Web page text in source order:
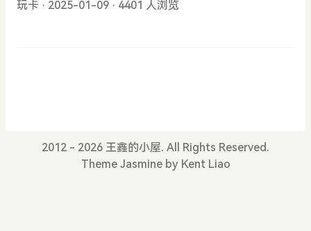
以解锁飞机前排。有独立餐厅，饭点有热食，可根据
区。03使用方法到达迅邦达贵宾休息区前台，出示权
每卡可享受4次1元单人服务和2次6.2元三人服务(每个
权益账户在活动期间最多可享受6次权益
种）。也有部分实力企业冠名后供内部人员或重要客
户使用，这个不在讨论范围内。下面说说贵宾楼和贵
持卡思路（信用卡）》；2024年持卡总结见《2024
营贵宾厅、接送机、里程、龙腾（需带人，越多越
好）、酒店。2025年持卡计划：（一）继续持有(1)
工商银行：环球白。2025年龙腾点数大缩水，消费0-
玩卡 · 2025-01-09 · 4401 人浏览
2012 - 2026 王鑫的小屋. All Rights Reserved.
Theme Jasmineby Kent Liao